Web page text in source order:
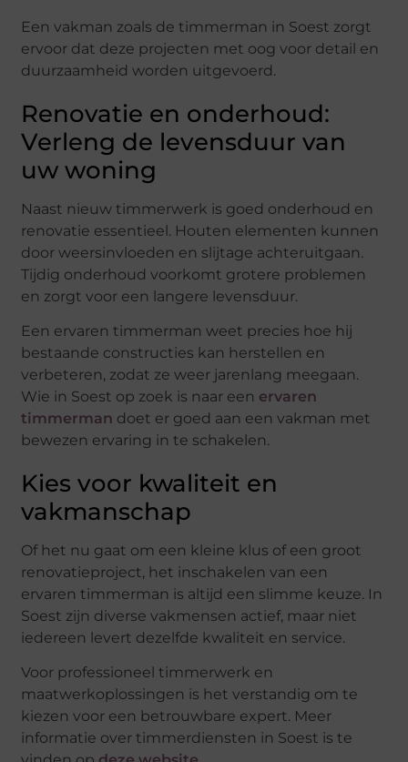
Een vakman zoals de timmerman in Soest zorgt
ervoor dat deze projecten met oog voor detail en
duurzaamheid worden uitgevoerd.
Renovatie en onderhoud:
Verleng de levensduur van
uw woning
Naast nieuw timmerwerk is goed onderhoud en
renovatie essentieel. Houten elementen kunnen
door weersinvloeden en slijtage achteruitgaan.
Tijdig onderhoud voorkomt grotere problemen
en zorgt voor een langere levensduur.
Een ervaren timmerman weet precies hoe hij
bestaande constructies kan herstellen en
verbeteren, zodat ze weer jarenlang meegaan.
Wie in Soest op zoek is naar een ervaren
timmerman doet er goed aan een vakman met
bewezen ervaring in te schakelen.
Kies voor kwaliteit en
vakmanschap
Of het nu gaat om een kleine klus of een groot
renovatieproject, het inschakelen van een
ervaren timmerman is altijd een slimme keuze. In
Soest zijn diverse vakmensen actief, maar niet
iedereen levert dezelfde kwaliteit en service.
Voor professioneel timmerwerk en
maatwerkoplossingen is het verstandig om te
kiezen voor een betrouwbare expert. Meer
informatie over timmerdiensten in Soest is te